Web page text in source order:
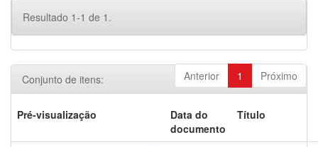
Resultado 1-1 de 1.
Anterior 1 Próximo
Conjunto de itens:
Pré-visualização
Data do
documento
Título